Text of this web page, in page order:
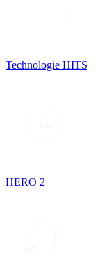
Technologie HITS
HERO 2